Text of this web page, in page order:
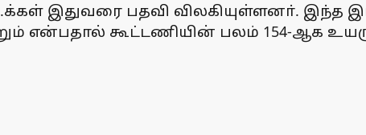
இதுவரை பதவி விலகியுள்ளனா். இந்த
என்பதால் கூட்டணியின் பலம் 154-ஆக